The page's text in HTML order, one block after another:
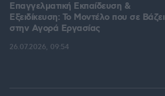
Επαγγελματική Εκπαίδευση &
Εξειδίκευση: Το Mοντέλο που σε Bάζει
στην Aγορά Eργασίας
26.07.2026, 09:54